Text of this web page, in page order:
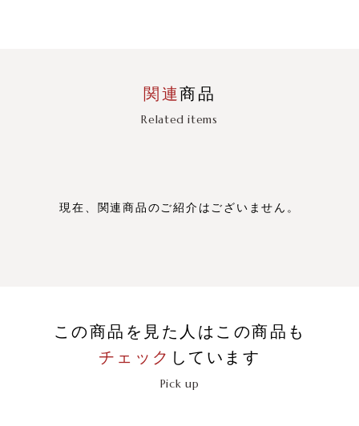
関連商品
Related items
現在、関連商品のご紹介はございません。
この商品を見た人はこの商品も
チェック しています
Pick up